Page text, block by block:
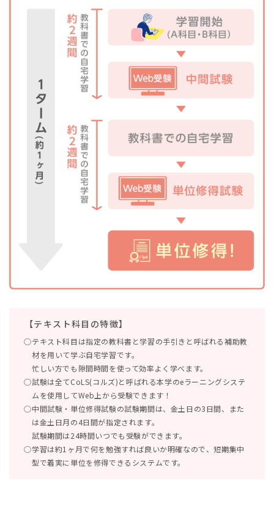
【テキスト科目の特徴】
◯テキスト科目は指定の教科書と学習の手引きと呼ばれる補助教
材を用いて学ぶ自宅学習です。
忙しい方でも隙間時間を使って効率よく学べます。
◯試験は全てCoLS(コルズ)と呼ばれる本学のeラーニングシステ
ムを使用してWeb上から受験できます！
◯中間試験・単位修得試験の試験期間は、金土日の3日間、また
は金土日月の4日間が指定されます。
試験期間は24時間いつでも受験ができます。
◯学習は約1ヶ月で何を勉強すれば良いか明確なので、短期集中
型で着実に単位を修得できるシステムです。